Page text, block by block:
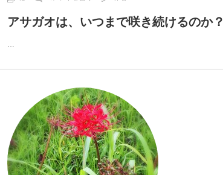
アサガオは、いつまで咲き続けるのか？
…